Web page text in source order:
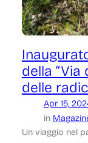
della “Via
delle
Apr 15,
in
Un viaggio nel